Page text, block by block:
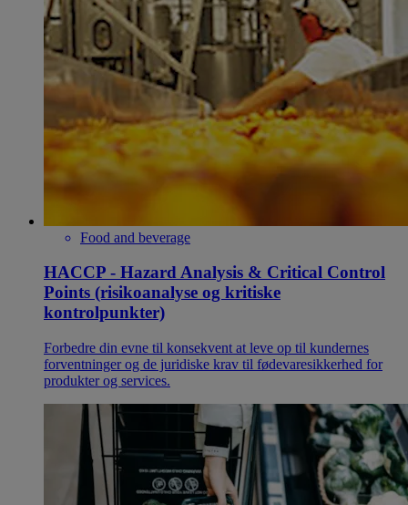
Food and beverage
HACCP - Hazard Analysis & Critical Control
Points (risikoanalyse og kritiske
kontrolpunkter)
Forbedre din evne til konsekvent at leve op til kundernes
forventninger og de juridiske krav til fødevaresikkerhed for
produkter og services.